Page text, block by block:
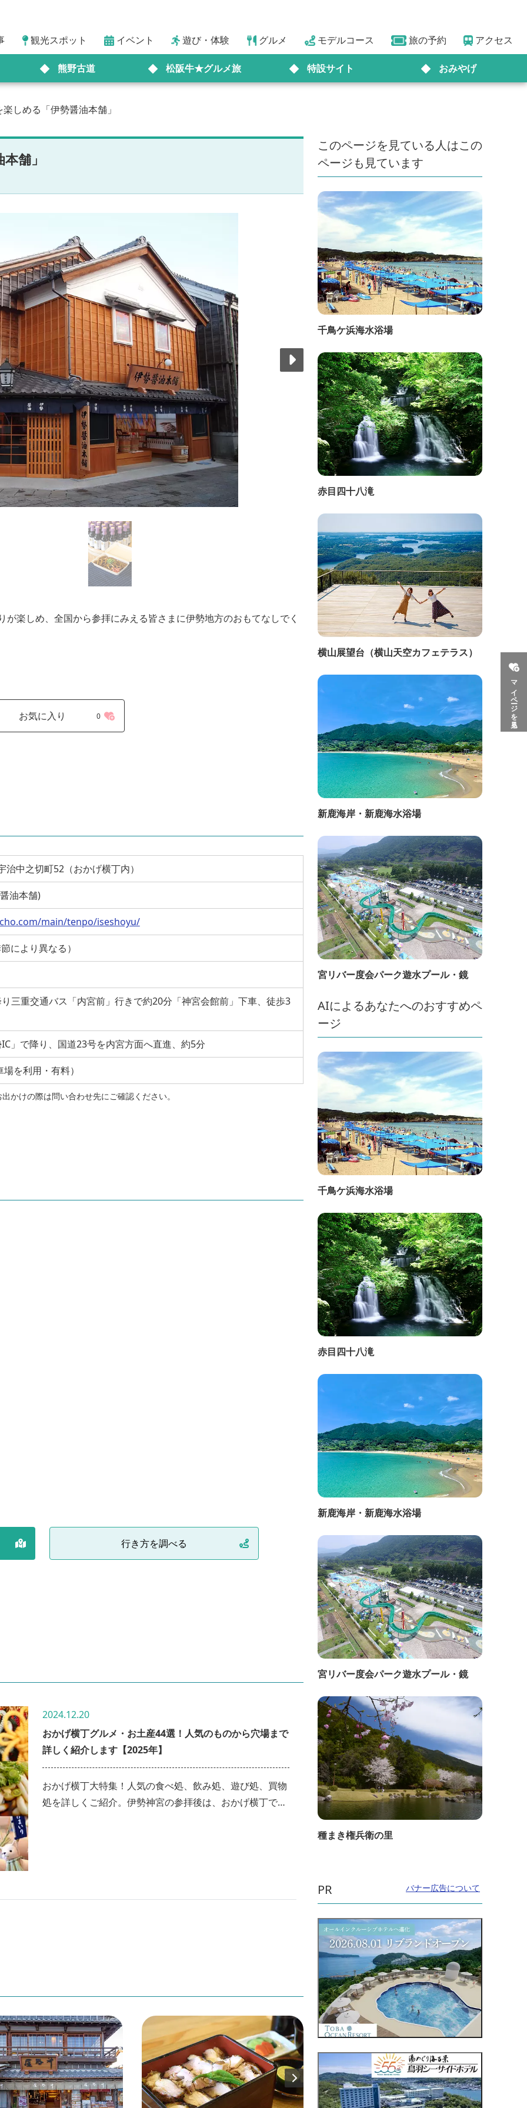
観光スポット イベント 遊び・体験 グルメ モデルコース 旅の予約 アクセス
熊野古道 松阪牛★グルメ旅 特設サイト おみやげ
マイページを見る
しめる「伊勢醤油本舗」
舗」
楽しめ、全国から参拝にみえる皆さまに伊勢地方のおもてなしでく
お気に入り 0
治中之切町52（おかげ横丁内）
油本舗)
main/tenpo/iseshoyu/
により異なる）
三重交通バス「内宮前」行きで約20分「神宮会館前」下車、徒歩3
」で降り、国道23号を内宮方面へ直進、約5分
を利用・有料）
かけの際は問い合わせ先にご確認ください。
行き方を調べる
2024.12.20
おかげ横丁グルメ・お土産44選！人気のものから穴場まで
詳しく紹介します【2025年】
おかげ横丁大特集！人気の食べ処、飲み処、遊び処、買物
処を詳しくご紹介。伊勢神宮の参拝後は、おかげ横丁でグ
このページを見ている人はこの
ページも見ています
千鳥ケ浜海水浴場
赤目四十八滝
横山展望台（横山天空カフェテラス）
新鹿海岸・新鹿海水浴場
宮リバー度会パーク遊水プール・鏡
AIによるあなたへのおすすめペ
ージ
千鳥ケ浜海水浴場
赤目四十八滝
新鹿海岸・新鹿海水浴場
宮リバー度会パーク遊水プール・鏡
種まき権兵衛の里
PR バナー広告について